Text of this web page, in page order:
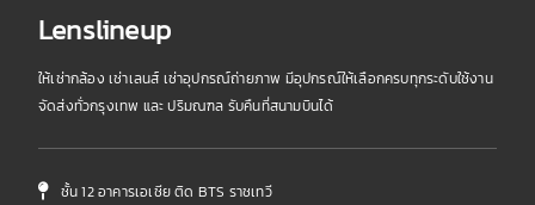
Lenslineup
ให้เช่ากล้อง เช่าเลนส์ เช่าอุปกรณ์ถ่ายภาพ มีอุปกรณ์ให้เลือกครบทุกระดับใช้งาน
จัดส่งทั่วกรุงเทพ และ ปริมณฑล รับคืนที่สนามบินได้
ชั้น 12 อาคารเอเชีย ติด BTS ราชเทวี